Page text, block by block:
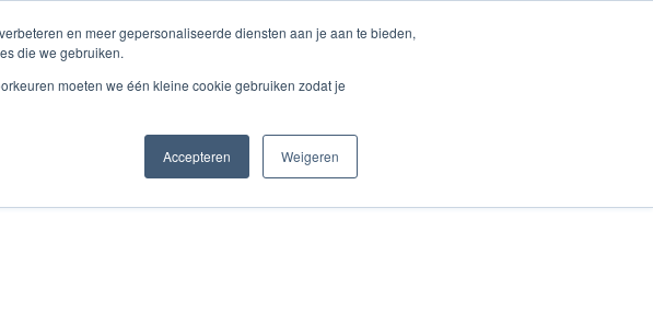
en meer gepersonaliseerde diensten aan je aan te bieden,
die we gebruiken.
moeten we één kleine cookie gebruiken zodat je
Accepteren Weigeren
Redimo Blog & Aktuelles